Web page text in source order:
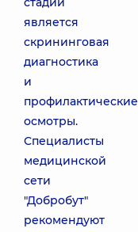
является
скрининговая
диагностика
и
профилактические
осмотры.
Специалисты
медицинской
сети
"Добробут"
рекомендуют